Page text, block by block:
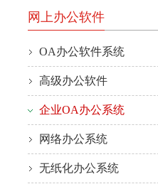
网上办公软件
OA办公软件系统
高级办公软件
企业OA办公系统
网络办公系统
无纸化办公系统